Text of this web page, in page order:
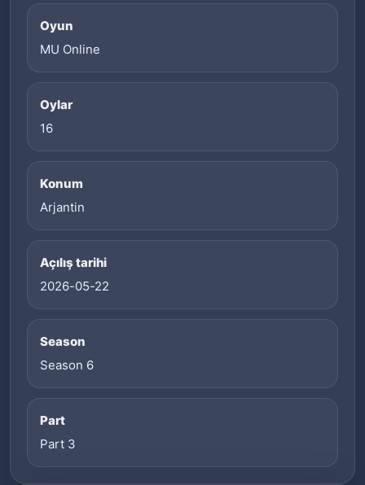
Oyun
MU Online
Oylar
16
Konum
Arjantin
Açılış tarihi
2026-05-22
Season
Season 6
Part
Part 3